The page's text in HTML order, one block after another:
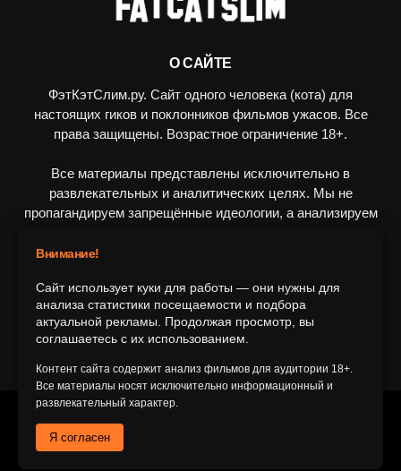
О САЙТЕ
ФэтКэтСлим.ру. Сайт одного человека (кота) для
настоящих гиков и поклонников фильмов ужасов. Все
права защищены. Возрастное ограничение 18+.
Все материалы представлены исключительно в
развлекательных и аналитических целях. Мы не
пропагандируем запрещённые идеологии, а анализируем
ПОДПИШИТЕСЬ НА НАС
Главная
Внимание!
Сайт использует куки для работы — они нужны для
анализа статистики посещаемости и подбора
актуальной рекламы. Продолжая просмотр, вы
соглашаетесь с их использованием.
Контент сайта содержит анализ фильмов для аудитории 18+.
Все материалы носят исключительно информационный и
развлекательный характер.
Я согласен